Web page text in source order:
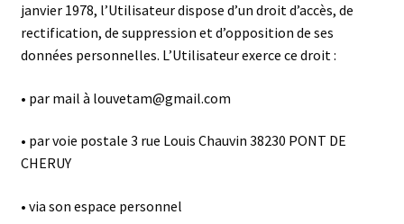
janvier 1978, l’Utilisateur dispose d’un droit d’accès, de
rectification, de suppression et d’opposition de ses
données personnelles. L’Utilisateur exerce ce droit :
• par mail à louvetam@gmail.com
• par voie postale 3 rue Louis Chauvin 38230 PONT DE
CHERUY
• via son espace personnel